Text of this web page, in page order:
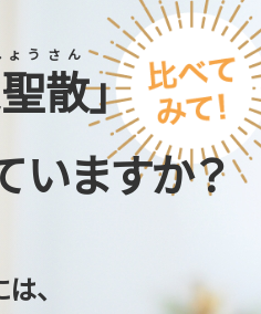
散」
いますか？
、